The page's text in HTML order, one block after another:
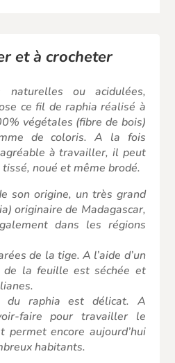
et à crocheter
naturelles ou acidulées,
cefil de raphia réalisé à
végétales (fibre de bois)
de coloris. A la fois
à travailler, il peut
noué et même brodé.
son origine, un très grand
originaire de Madagascar,
dans les régions
de la tige. A l’aide d’un
de la feuille est séchée et
du raphia est délicat. A
faire pour travailler le
permet encore aujourd’hui
habitants.